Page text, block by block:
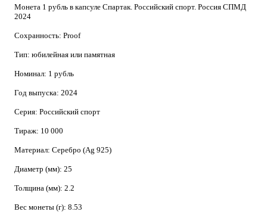
Монета 1 рубль в капсуле Спартак. Российский спорт. Россия СПМД
2024
Сохранность: Proof
Тип: юбилейная или памятная
Номинал: 1 рубль
Год выпуска: 2024
Серия: Российский спорт
Тираж: 10 000
Материал: Серебро (Ag 925)
Диаметр (мм): 25
Толщина (мм): 2.2
Вес монеты (г): 8.53